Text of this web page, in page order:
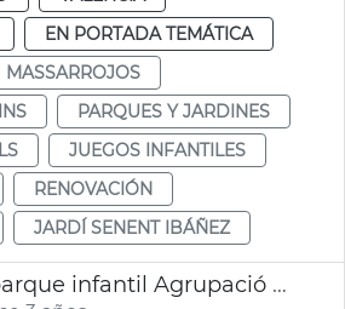
EN PORTADA TEMÁTICA
MASSARROJOS
PARQUES Y JARDINES
JUEGOS INFANTILES
RENOVACIÓN
JARDÍ SENENT IBÁÑEZ
Reapertura parque infantil Agrupació Musical de Massarrojos